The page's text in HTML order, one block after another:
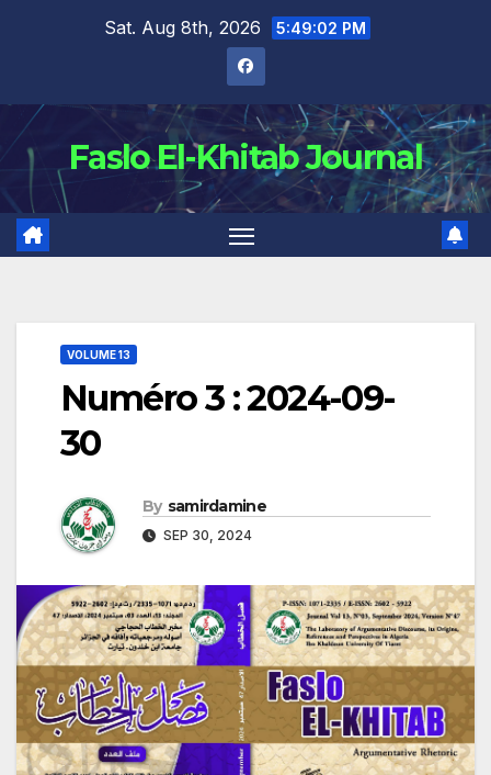
Sat. Aug 8th, 2026 5:49:03 PM
Faslo El-Khitab Journal
VOLUME 13
Numéro 3 : 2024-09-
30
By samirdamine
SEP 30, 2024